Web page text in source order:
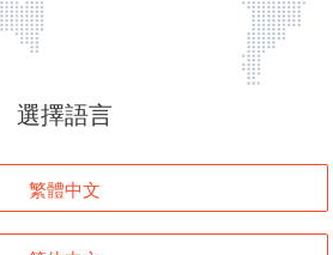
頁面無法顯示
登入
選擇語言
繁體中文